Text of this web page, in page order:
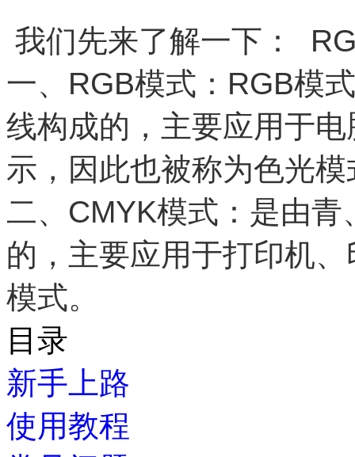
我们先来了解一下：
一、RGB模式：RGB模
线构成的，主要应用于
示，因此也被称为色光模
二、CMYK模式：是由
的，主要应用于打印机
模式。
目录
新手上路
使用教程